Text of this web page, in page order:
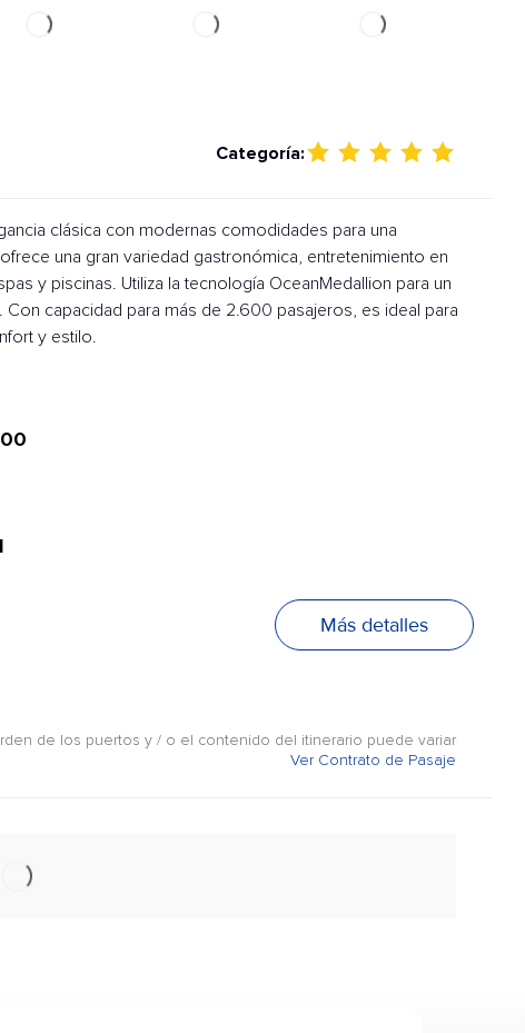
Categoría:
clásica con modernas comodidades para una
una gran variedad gastronómica, entretenimiento en
y piscinas. Utiliza la tecnología OceanMedallion para un
capacidad para más de 2.600 pasajeros, es ideal para
y estilo.
Más detalles
de los puertos y / o el contenido del itinerario puede variar
Ver Contrato de Pasaje